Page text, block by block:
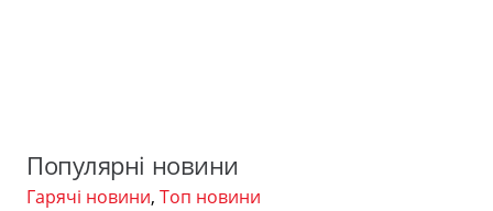
Популярні новини
Гарячі новини, Топ новини